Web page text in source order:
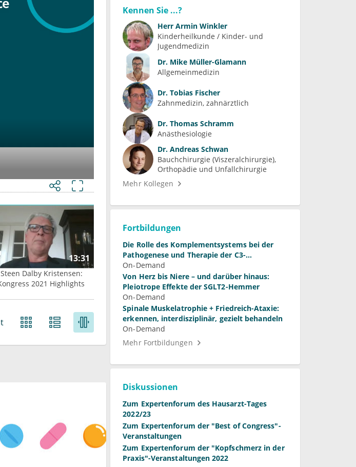
13:31
Dalby Kristensen:
2021 Highlights
Kennen Sie ...?
Herr Armin Winkler
Kinderheilkunde / Kinder- und
Jugendmedizin
Dr. Mike Müller-Glamann
Allgemeinmedizin
Dr. Tobias Fischer
Zahnmedizin, zahnärztlich
Dr. Thomas Schramm
Anästhesiologie
Dr. Andreas Schwan
Bauchchirurgie (Viszeralchirurgie)
Orthopädie und Unfallchirurgie
Mehr Kollegen
Fortbildungen
Die Rolle des Komplementsystems bei der
Pathogenese und Therapie der C3-
Glomerulopathie
On-Demand
Von Herz bis Niere – und darüber hinaus:
Pleiotrope Effekte der SGLT2-Hemmer
On-Demand
Spinale Muskelatrophie + Friedreich-Ataxie:
erkennen, interdisziplinär, gezielt behandeln
On-Demand
Mehr Fortbildungen
Diskussionen
Zum Expertenforum des Hausarzt-Tages
2022/23
Zum Expertenforum der "Best of Congress"-
Veranstaltungen
Zum Expertenforum der "Kopfschmerz in der
Praxis"-Veranstaltungen 2022